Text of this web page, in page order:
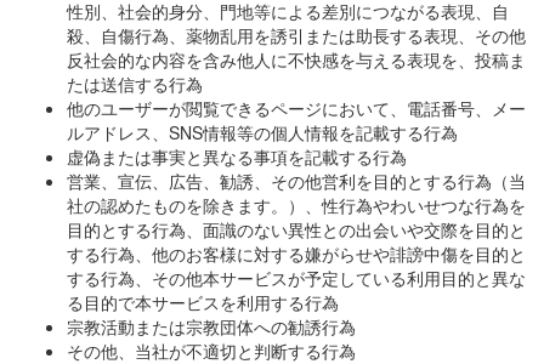
性別、社会的身分、門地等による差別につながる表現、自
殺、自傷行為、薬物乱用を誘引または助長する表現、その他
反社会的な内容を含み他人に不快感を与える表現を、投稿ま
たは送信する行為
他のユーザーが閲覧できるページにおいて、電話番号、メー
ルアドレス、SNS情報等の個人情報を記載する行為
虚偽または事実と異なる事項を記載する行為
営業、宣伝、広告、勧誘、その他営利を目的とする行為（当
社の認めたものを除きます。）、性行為やわいせつな行為を
目的とする行為、面識のない異性との出会いや交際を目的と
する行為、他のお客様に対する嫌がらせや誹謗中傷を目的と
する行為、その他本サービスが予定している利用目的と異な
る目的で本サービスを利用する行為
宗教活動または宗教団体への勧誘行為
その他、当社が不適切と判断する行為